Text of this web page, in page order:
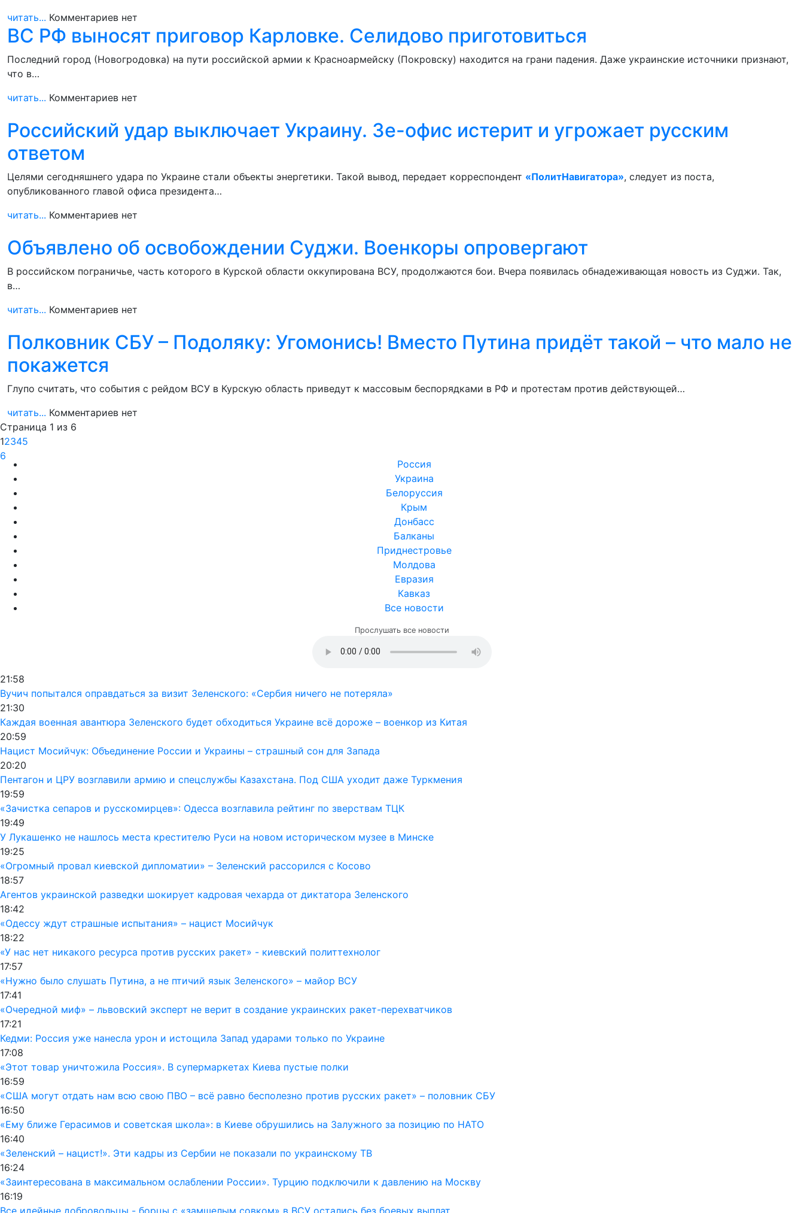
читать... Комментариев нет
ВС РФ выносят приговор Карловке. Селидово приготовиться
Последний город (Новогродовка) на пути российской армии к Красноармейску (Покровску) находится на грани падения. Даже украинские источники признают,
что в…
читать... Комментариев нет
Российский удар выключает Украину. Зе-офис истерит и угрожает русским
ответом
Целями сегодняшнего удара по Украине стали объекты энергетики. Такой вывод, передает корреспондент «ПолитНавигатора», следует из поста,
опубликованного главой офиса президента…
читать... Комментариев нет
Объявлено об освобождении Суджи. Военкоры опровергают
В российском пограничье, часть которого в Курской области оккупирована ВСУ, продолжаются бои. Вчера появилась обнадеживающая новость из Суджи. Так,
в…
читать... Комментариев нет
Полковник СБУ – Подоляку: Угомонись! Вместо Путина придёт такой – что мало не
покажется
Глупо считать, что события с рейдом ВСУ в Курскую область приведут к массовым беспорядками в РФ и протестам против действующей…
читать... Комментариев нет
Страница 1 из 6
12345
6
Россия
Украина
Белоруссия
Крым
Донбасс
Балканы
Приднестровье
Молдова
Евразия
Кавказ
Все новости
Прослушать все новости
21:58
Вучич попытался оправдаться за визит Зеленского: «Сербия ничего не потеряла»
21:30
Каждая военная авантюра Зеленского будет обходиться Украине всё дороже – военкор из Китая
20:59
Нацист Мосийчук: Объединение России и Украины – страшный сон для Запада
20:20
Пентагон и ЦРУ возглавили армию и спецслужбы Казахстана. Под США уходит даже Туркмения
19:59
«Зачистка сепаров и русскомирцев»: Одесса возглавила рейтинг по зверствам ТЦК
19:49
У Лукашенко не нашлось места крестителю Руси на новом историческом музее в Минске
19:25
«Огромный провал киевской дипломатии» – Зеленский рассорился с Косово
18:57
Агентов украинской разведки шокирует кадровая чехарда от диктатора Зеленского
18:42
«Одессу ждут страшные испытания» – нацист Мосийчук
18:22
«У нас нет никакого ресурса против русских ракет» - киевский политтехнолог
17:57
«Нужно было слушать Путина, а не птичий язык Зеленского» – майор ВСУ
17:41
«Очередной миф» – львовский эксперт не верит в создание украинских ракет-перехватчиков
17:21
Кедми: Россия уже нанесла урон и истощила Запад ударами только по Украине
17:08
«Этот товар уничтожила Россия». В супермаркетах Киева пустые полки
16:59
«США могут отдать нам всю свою ПВО – всё равно бесполезно против русских ракет» – половник СБУ
16:50
«Ему ближе Герасимов и советская школа»: в Киеве обрушились на Залужного за позицию по НАТО
16:40
«Зеленский – нацист!». Эти кадры из Сербии не показали по украинскому ТВ
16:24
«Заинтересована в максимальном ослаблении России». Турцию подключили к давлению на Москву
16:19
Все идейные добровольцы - борцы с «замшелым совком» в ВСУ остались без боевых выплат